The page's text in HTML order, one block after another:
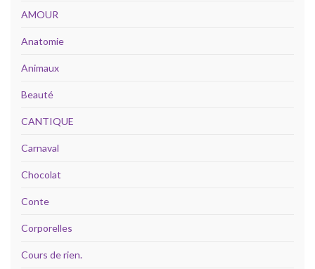
AMOUR
Anatomie
Animaux
Beauté
CANTIQUE
Carnaval
Chocolat
Conte
Corporelles
Cours de rien.